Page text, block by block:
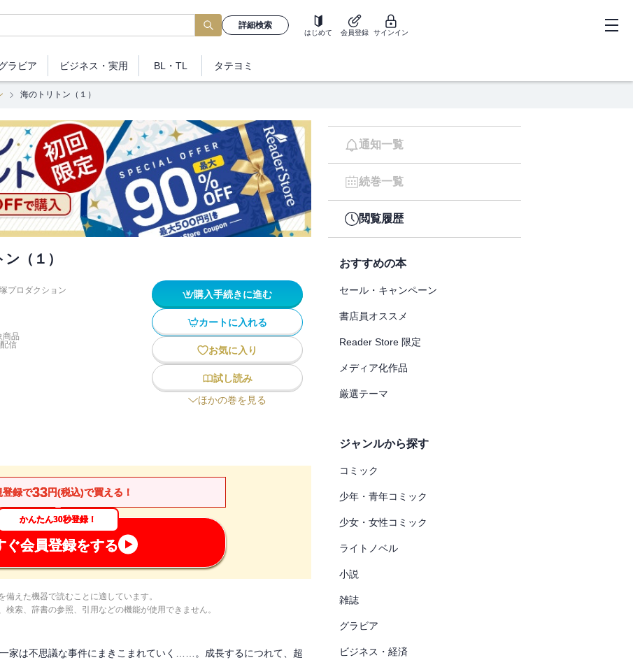
詳細検索
はじめて 会員登録 サインイン
ラビア ビジネス ・実用 BL・TL タテヨミ
海のトリトン（１）
（１）
プロダクション
商品
配信
購入手続きに進む
カートに入れる
お気に入り
試し読み
ほかの巻を見る
登録で33円(税込)で買える！
かんたん30秒登録！
ぐ会員登録をする
えた機器で読むことに適しています。
索、辞書の参照、引用などの機能が使用できません。
家は不思議な事件にまきこまれていく……。成長するにつれて、超
通知一覧
続巻一覧
閲覧履歴
おすすめの本
セール・キャンペーン
書店員オススメ
Reader Store 限定
メディア化作品
厳選テーマ
ジャンルから探す
コミック
少年・青年コミック
少女・女性コミック
ライトノベル
小説
雑誌
グラビア
ビジネス・経済